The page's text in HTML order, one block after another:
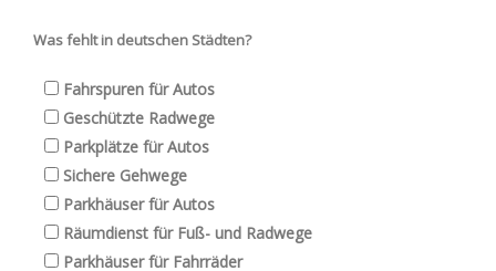
Was fehlt in deutschen Städten?
Fahrspuren für Autos
Geschützte Radwege
Parkplätze für Autos
Sichere Gehwege
Parkhäuser für Autos
Räumdienst für Fuß- und Radwege
Parkhäuser für Fahrräder